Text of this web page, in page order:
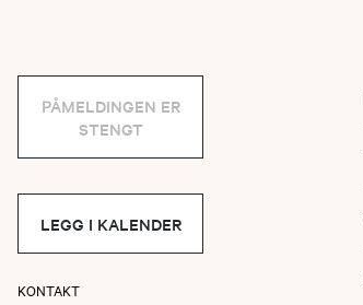
PÅMELDINGEN ER
STENGT
LEGG I KALENDER
KONTAKT